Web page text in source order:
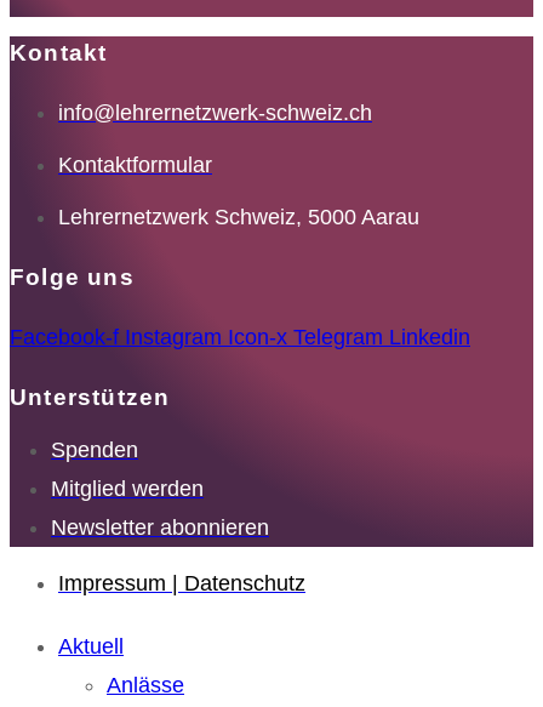
Kontakt
info@lehrernetzwerk-schweiz.ch
Kontaktformular
Lehrernetzwerk Schweiz, 5000 Aarau
Folge uns
Facebook-f Instagram Icon-x Telegram Linkedin
Unterstützen
Spenden
Mitglied werden
Newsletter abonnieren
Impressum | Datenschutz
Aktuell
Anlässe